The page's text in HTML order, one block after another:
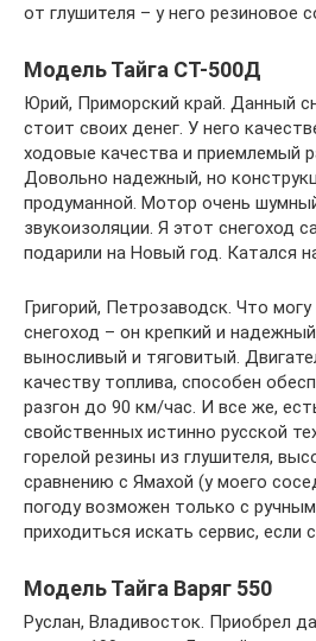
от глушителя – у него резиновое
Модель Тайга СТ-500Д
Юрий, Приморский край. Данный
стоит своих денег. У него
ходовые качества и приемлемый
Довольно надежный, но
продуманной. Мотор очень
звукоизоляции. Я этот снегоход
подарили на Новый год. Катался
Григорий, Петрозаводск. Что
снегоход – он крепкий и
выносливый и тяговитый.
качеству топлива, способен
разгон до 90 км/час. И все же,
свойственных истинно русской
горелой резины из глушителя,
сравнению с Ямахой (у моего
погоду возможен только с
приходиться искать сервис, если
Модель Тайга Варяг 550
Руслан, Владивосток. Приобрел